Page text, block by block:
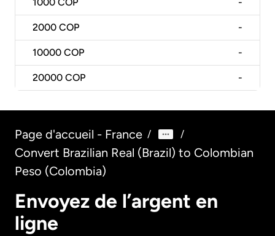
1000 COP -
2000 COP -
10000 COP -
20000 COP -
Page d'accueil - France / /
Convert Brazilian Real (Brazil) to Colombian
Peso (Colombia)
Envoyez de l’argent en
ligne